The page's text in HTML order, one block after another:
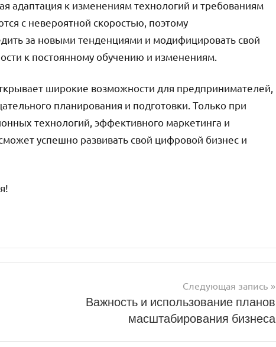
адаптация к изменениям технологий и требованиям
с невероятной скоростью, поэтому
за новыми тенденциями и модифицировать свой
к постоянному обучению и изменениям.
широкие возможности для предпринимателей,
планирования и подготовки. Только при
технологий, эффективного маркетинга и
успешно развивать свой цифровой бизнес и
Следующая запись
Важность и использование планов
масштабирования бизнеса